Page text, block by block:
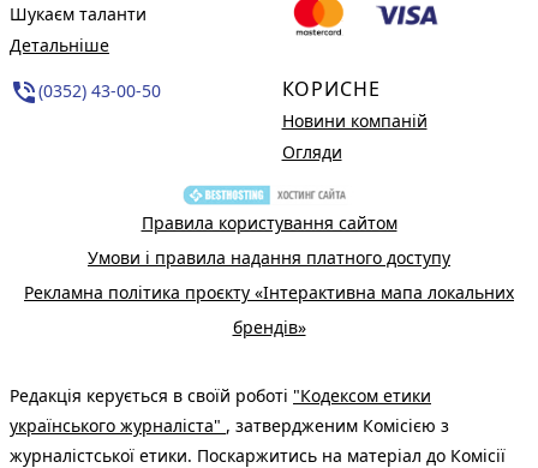
Шукаєм таланти
Детальніше
phone_in_talk(0352) 43-00-50 КОРИСНЕ
Новини компаній
Огляди
Правила користування сайтом
Умови і правила надання платного доступу
Рекламна політика проєкту «Інтерактивна мапа локальних
брендів»
Редакція керується в своїй роботі "Кодексом етики
українського журналіста" , затвердженим Комісією з
журналістської етики. Поскаржитись на матеріал до Комісії